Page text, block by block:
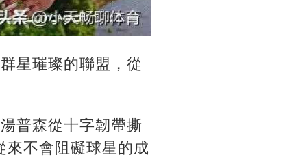
星璀璨的聯盟，從
普森從十字韌帶撕
來不會阻礙球星的成